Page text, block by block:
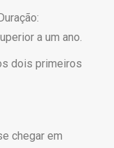
a um ano.
dois primeiros
chegar em